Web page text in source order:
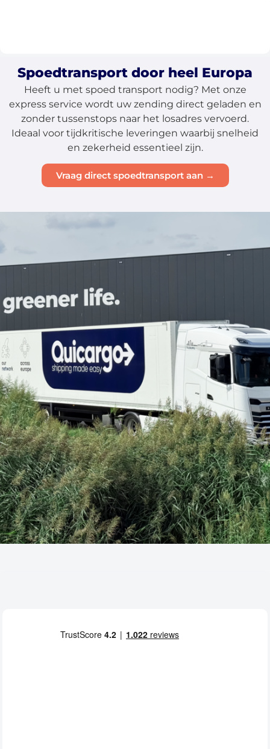
platform
Ontdek
Nederlands
Inloggen
Aanmelden
Spoedtransport door heel Europa
Heeft u met spoed transport nodig? Met onze
express service wordt uw zending direct geladen en
zonder tussenstops naar het losadres vervoerd.
Ideaal voor tijdkritische leveringen waarbij snelheid
en zekerheid essentieel zijn.
Vraag direct spoedtransport aan →